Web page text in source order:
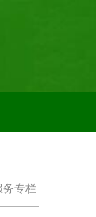
务专栏